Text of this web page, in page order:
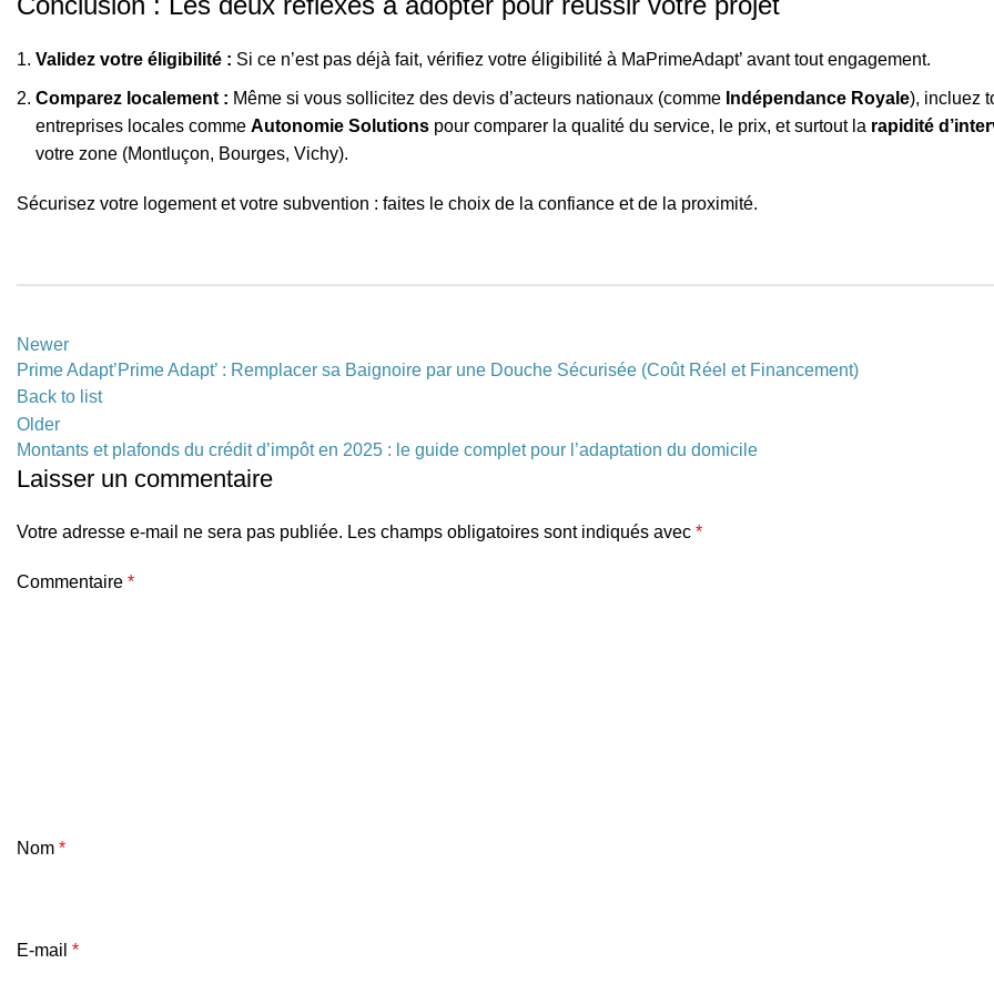
Validez votre éligibilité : Si ce n’est pas déjà fait, vérifiez votre éligibilité à MaPrimeAdapt’ avant tout engagement.
Comparez localement : Même si vous sollicitez des devis d’acteurs nationaux (comme Indépendance Royale), incluez
entreprises locales comme Autonomie Solutions pour comparer la qualité du service, le prix, et surtout la rapidité
votre zone (Montluçon, Bourges, Vichy).
Sécurisez votre logement et votre subvention : faites le choix de la confiance et de la proximité.
Newer
Prime Adapt’Prime Adapt’ : Remplacer sa Baignoire par une Douche Sécurisée (Coût Réel et Financement)
Back to list
Older
Montants et plafonds du crédit d’impôt en 2025 : le guide complet pour l’adaptation du domicile
Laisser un commentaire
Votre adresse e-mail ne sera pas publiée. Les champs obligatoires sont indiqués avec *
Commentaire *
Nom *
E-mail *